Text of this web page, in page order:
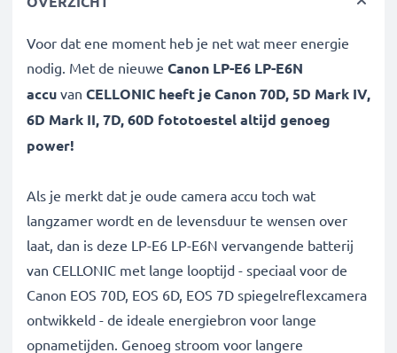
Voor dat ene moment heb je net wat meer energie
nodig. Met de nieuwe Canon LP-E6 LP-E6N
accu van CELLONIC heeft je Canon70D, 5D Mark IV,
6D Mark II, 7D, 60D fototoestel altijd genoeg
power!
Als je merkt dat je oude camera accu toch wat
langzamer wordt en de levensduur te wensen over
laat, dan is deze LP-E6 LP-E6N vervangende batterij
van CELLONIC met lange looptijd - speciaal voor de
Canon EOS 70D, EOS 6D, EOS 7D spiegelreflexcamera
ontwikkeld - de ideale energiebron voor lange
opnametijden. Genoeg stroom voor langere